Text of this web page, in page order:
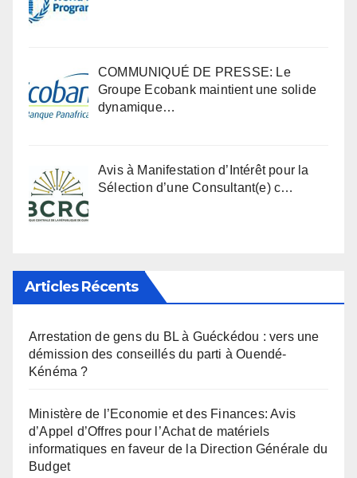
COMMUNIQUÉ DE PRESSE: Le
Groupe Ecobank maintient une solide
dynamique…
Avis à Manifestation d’Intérêt pour la
Sélection d’une Consultant(e) c…
Articles Récents
Arrestation de gens du BL à Guéckédou : vers une
démission des conseillés du parti à Ouendé-
Kénéma ?
Ministère de l’Economie et des Finances: Avis
d’Appel d’Offres pour l’Achat de matériels
informatiques en faveur de la Direction Générale du
Budget